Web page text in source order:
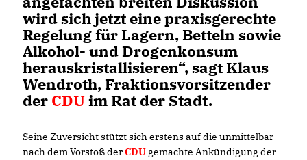
wird sich jetzt eine praxisgerechte
Regelung für Lagern, Betteln sowie
Alkohol- und Drogenkonsum
herauskristallisieren“, sagt Klaus
Wendroth, Fraktionsvorsitzender
der CDUim Rat der Stadt.
Seine Zuversicht stützt sich erstens auf die unmittelbar
nach dem Vorstoß derCDU gemachte Ankündigung der